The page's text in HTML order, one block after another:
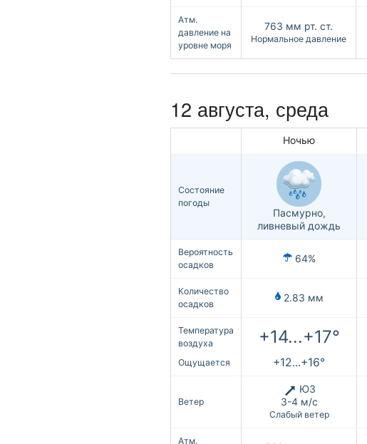
Атм.
давление на
уровне моря
763 мм рт. ст.
Нормальное давление
12 августа, среда
Ночью
Состояние
погоды
Пасмурно,
ливневый дождь
Вероятность
осадков
64%
Количество
осадков
2.83 мм
Температура
воздуха
+14...+17°
Ощущается +12...+16°
Ветер
ЮЗ
3-4 м/с
Слабый ветер
Атм.